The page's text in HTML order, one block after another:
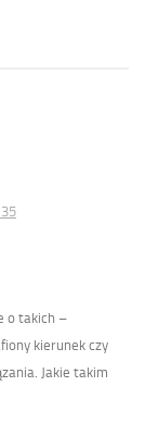
o takich –
kierunek czy
Jakie takim